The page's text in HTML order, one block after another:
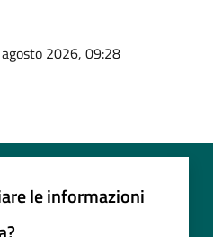
2026, 09:28
le informazioni